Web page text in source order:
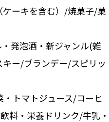
ーキを含む）/焼菓子/菓
発泡酒・新ジャンル(雑
ー/ブランデー/スピリッ
トマトジュース/コーヒ
料・栄養ドリンク/牛乳・